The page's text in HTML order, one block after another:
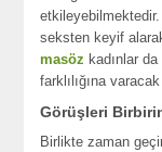
seksten keyif
masöz kadınlar
farklılığına
Görüşleri
Birlikte zaman